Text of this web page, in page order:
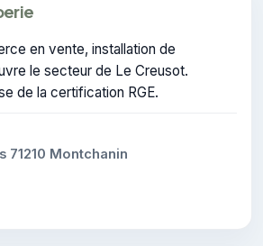
en vente, installation de
le secteur de Le Creusot.
de la certification RGE.
71210 Montchanin